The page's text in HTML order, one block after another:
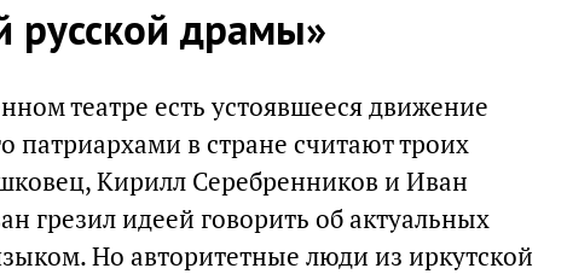
русской драмы»
театре есть устоявшееся движение
патриархами в стране считают троих
Кирилл Серебренников и Иван
грезил идеей говорить об актуальных
Но авторитетные люди из иркутской